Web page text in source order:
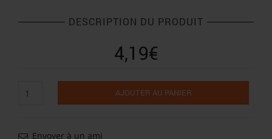
DESCRIPTION DU PRODUIT
4,19€
de
d'orange
AJOUTER AU PANIER
Envoyer à un ami